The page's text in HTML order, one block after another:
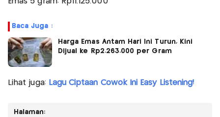
Baca Juga :
Harga Emas Antam Hari Ini Turun, Kini
Dijual ke Rp2.263.000 per Gram
Lihat juga: Lagu Ciptaan Cowok Ini Easy Listening!
Halaman: